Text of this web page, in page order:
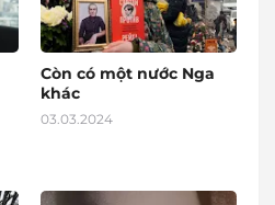
Còn có một nước Nga
khác
03.03.2024